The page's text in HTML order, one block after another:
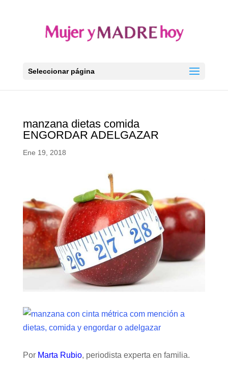
Seleccionar página
manzana dietas comida
ENGORDAR ADELGAZAR
Ene 19, 2018
Por Marta Rubio, periodista experta en familia.